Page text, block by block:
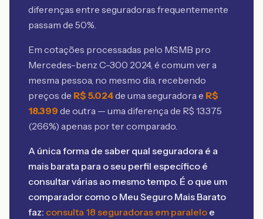
diferenças entre seguradoras frequentemente
passam de 50%.
Em cotações processadas pelo MSMB pro
Mercedes-benz C-300 2024, é comum ver a
mesma pessoa, no mesmo dia, recebendo
preços de R$ 5.024de uma seguradora e R$
18.399 de outra — uma diferença de R$ 13.375
(266%) apenas por ter comparado.
A única forma de saber qual seguradora é a
mais barata para o seu perfil específico é
consultar várias ao mesmo tempo. É o que um
comparador como o Meu Seguro Mais Barato
faz: consulta 18 seguradoras em paralelo e